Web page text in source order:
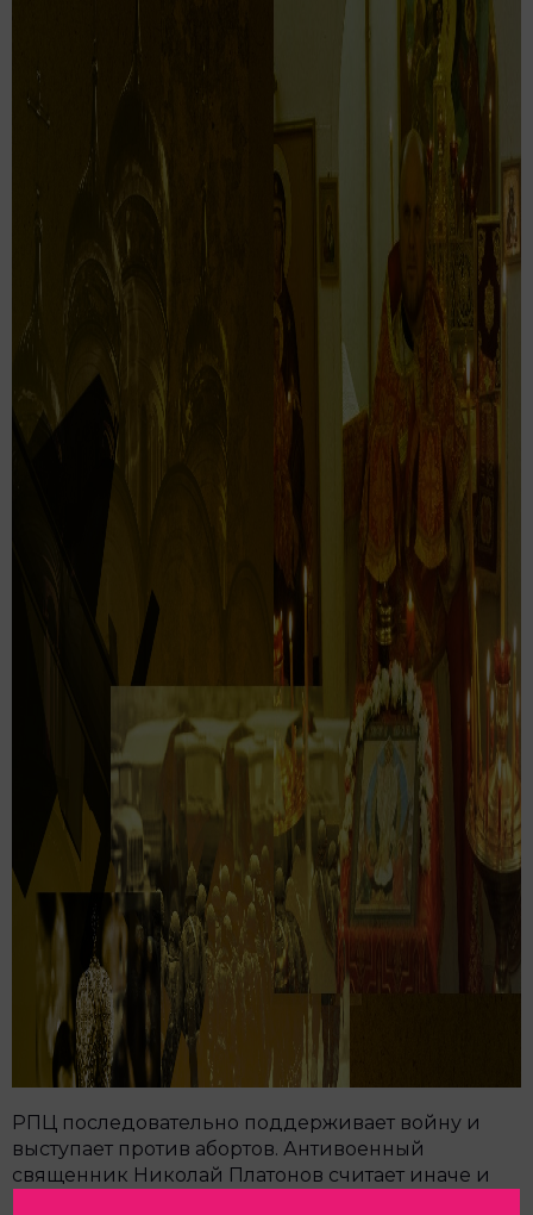
РПЦ последовательно поддерживает войну и
выступает против абортов. Антивоенный
священник Николай Платонов считает иначе и